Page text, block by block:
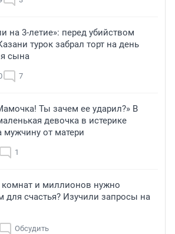
на 3-летие»: перед убийством
турок забрал торт на день
сына
7
Ты зачем ее ударил?» В
девочка в истерике
мужчину от матери
1
и миллионов нужно
для счастья? Изучили запросы на
Обсудить